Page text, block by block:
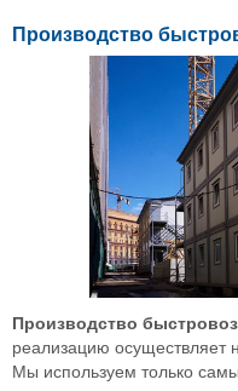
Производство
Производство
реализацию осуществляет
Мы используем только